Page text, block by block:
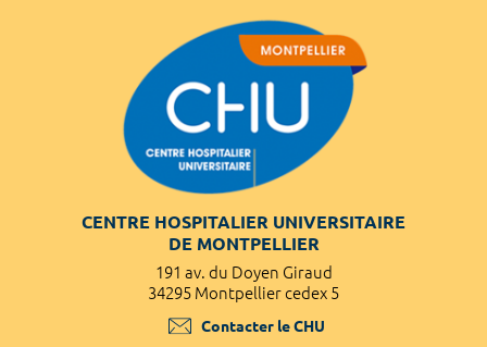
CENTRE HOSPITALIER UNIVERSITAIRE
DE MONTPELLIER
191 av. du Doyen Giraud
34295 Montpellier cedex 5
Contacter le CHU